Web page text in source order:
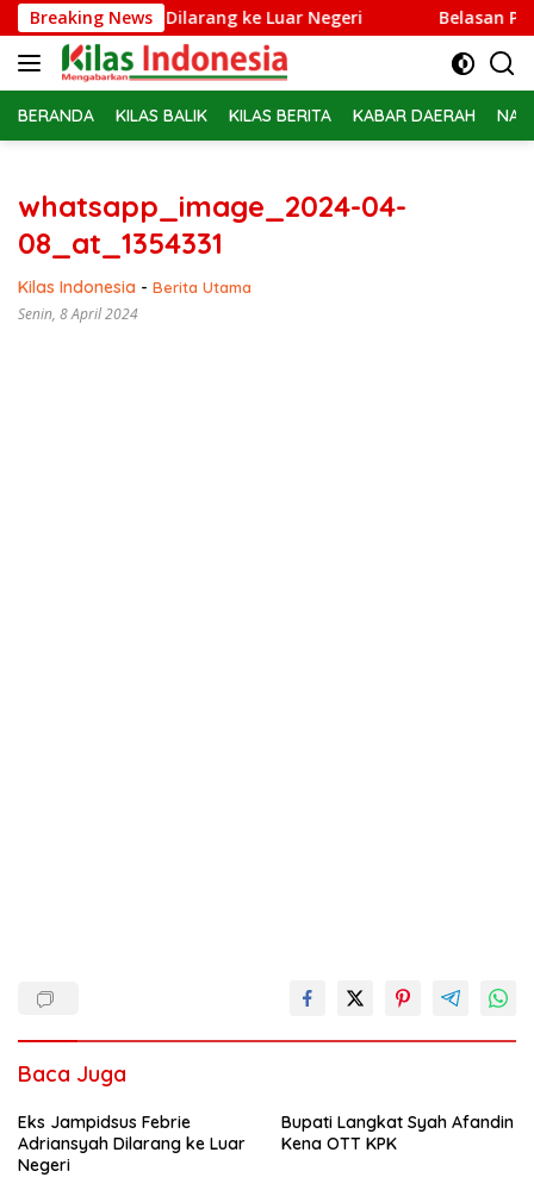
Langsung
ke
konten
Breaking News
Adriansyah Dilarang ke Luar Negeri Belasan
BERANDA KILAS BALIK KILAS BERITA KABAR DAERAH
whatsapp_image_2024-04-
08_at_1354331
Kilas Indonesia - Berita Utama
Senin, 8 April 2024
Baca Juga
Eks Jampidsus Febrie
Adriansyah Dilarang ke Luar
Negeri
Bupati Langkat Syah Afandin
Kena OTT KPK